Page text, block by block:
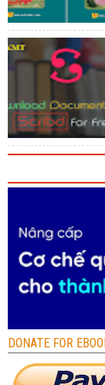
DONATE FOR